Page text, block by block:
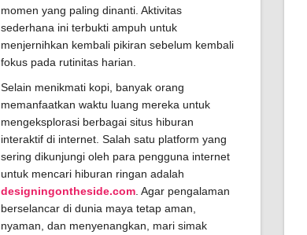
momen yang paling dinanti. Aktivitas
sederhana ini terbukti ampuh untuk
menjernihkan kembali pikiran sebelum kembali
fokus pada rutinitas harian.
Selain menikmati kopi, banyak orang
memanfaatkan waktu luang mereka untuk
mengeksplorasi berbagai situs hiburan
interaktif di internet. Salah satu platform yang
sering dikunjungi oleh para pengguna internet
untuk mencari hiburan ringan adalah
designingontheside.com . Agar pengalaman
berselancar di dunia maya tetap aman,
nyaman, dan menyenangkan, mari simak